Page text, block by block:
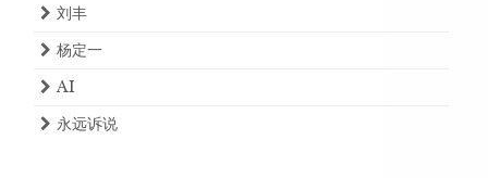
刘丰
杨定一
AI
永远诉说